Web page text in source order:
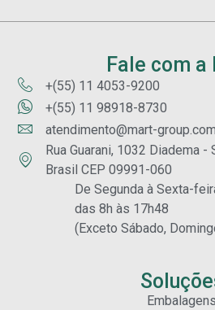
Fale com
+(55) 11 4053-9200
+(55) 11 98918-8730
atendimento@mart-group.com
Rua Guarani, 1032 Diadema -
Brasil CEP 09991-060
De Segunda à Sexta-
das 8h às 17h48
(Exceto Sábado,
Embalagens